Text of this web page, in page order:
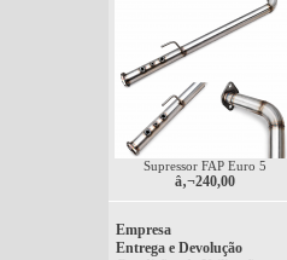
Supressor FAP Euro 5
â‚¬240,00
Empresa
Entrega e Devolução